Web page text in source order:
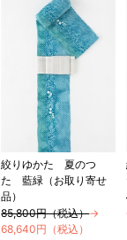
絞りゆかた 夏のつ
た 藍緑（お取り寄せ
品）
85,800円（税込）→
68,640円（税込）